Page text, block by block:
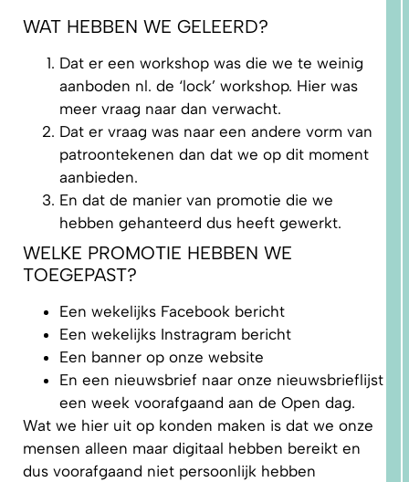
WAT HEBBEN WE GELEERD?
Dat er een workshop was die we te weinig
aanboden nl. de ‘lock’ workshop. Hier was
meer vraag naar dan verwacht.
Dat er vraag was naar een andere vorm van
patroontekenen dan dat we op dit moment
aanbieden.
En dat de manier van promotie die we
hebben gehanteerd dus heeft gewerkt.
WELKE PROMOTIE HEBBEN WE
TOEGEPAST?
Een wekelijks Facebook bericht
Een wekelijks Instragram bericht
Een banner op onze website
En een nieuwsbrief naar onze nieuwsbrieflijst
een week voorafgaand aan de Open dag.
Wat we hier uit op konden maken is dat we onze
mensen alleen maar digitaal hebben bereikt en
dus voorafgaand niet persoonlijk hebben